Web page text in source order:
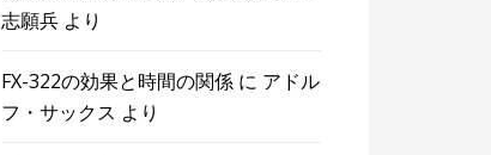
志願兵 より
FX-322の効果と時間の関係 に アドル
フ・サックス より